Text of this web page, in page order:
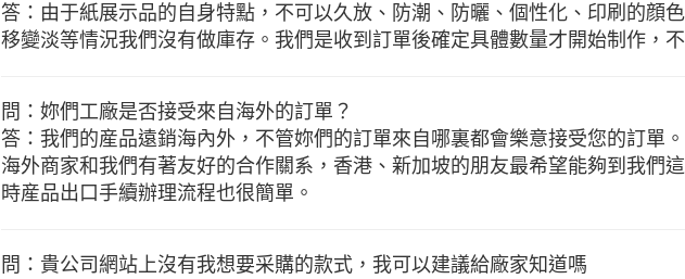
答：由于紙展示品的自身特點，不可以久放、防潮、防曬、個性化、印刷的顔
移變淡等情況我們沒有做庫存。我們是收到訂單後確定具體數量才開始制作，不
問：妳們工廠是否接受來自海外的訂單？
答：我們的産品遠銷海內外，不管妳們的訂單來自哪裏都會樂意接受您的訂單
海外商家和我們有著友好的合作關系，香港、新加坡的朋友最希望能夠到我們
時産品出口手續辦理流程也很簡單。
問：貴公司網站上沒有我想要采購的款式，我可以建議給廠家知道嗎